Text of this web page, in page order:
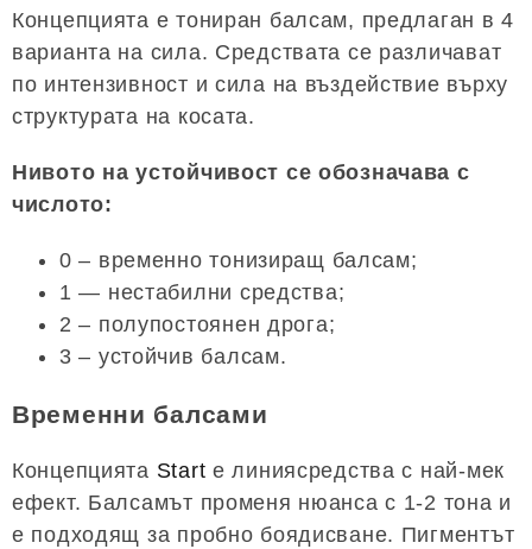
Концепцията е тониран балсам, предлаган в 4
варианта на сила. Средствата се различават
по интензивност и сила на въздействие върху
структурата на косата.
Нивото на устойчивост се обозначава с
числото:
0 – временно тонизиращ балсам;
1 — нестабилни средства;
2 – полупостоянен дрога;
3 – устойчив балсам.
Временни балсами
Концепцията Start е линиясредства с най-мек
ефект. Балсамът променя нюанса с 1-2 тона и
е подходящ за пробно боядисване. Пигментът